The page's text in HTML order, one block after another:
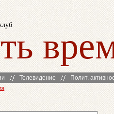
Телевидение Полит.